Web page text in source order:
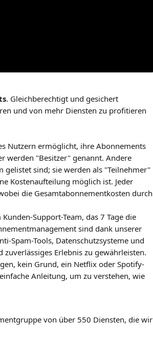
. Gleichberechtigt und gesichert
und von mehr Diensten zu profitieren
Nutzern ermöglicht, ihre Abonnements
werden "Besitzer" genannt. Andere
sind; sie werden als "Teilnehmer"
Kostenaufteilung möglich ist. Jeder
die Gesamtabonnementkosten durch
Support-Team, das 7 Tage die
sind dank unserer
Spam-Tools, Datenschutzsysteme und
Erlebnis zu gewährleisten.
kein Grund, ein Netflix oder Spotify-
Anleitung, um zu verstehen, wie
von über 550 Diensten, die wir